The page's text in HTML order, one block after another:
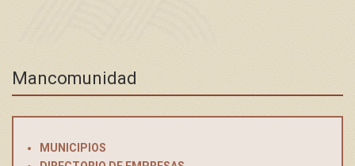
Mancomunidad
MUNICIPIOS